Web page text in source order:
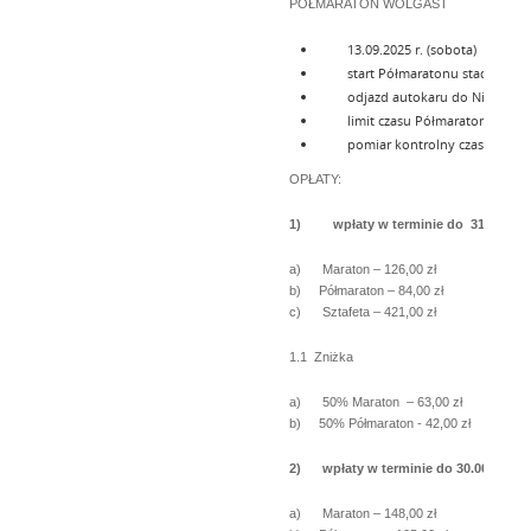
PÓŁMARATON WOLGAST
13.09.2025 r. (sobota)
start Półmaratonu stadion
odjazd autokaru do Niemiec z
limit czasu Półmaratonu: 2h
pomiar kontrolny czasu:
OPŁATY:
1) wpłaty w terminie do
a) Maraton – 126,00 zł
b) Półmaraton – 84,00 zł
c) Sztafeta – 421,00 zł
1.1 Zniżka
a) 50% Maraton – 63,00 zł
b) 50% Półmaraton - 42,00 zł
2) wpłaty w terminie do 30.06.2025r.
a) Maraton – 148,00 zł